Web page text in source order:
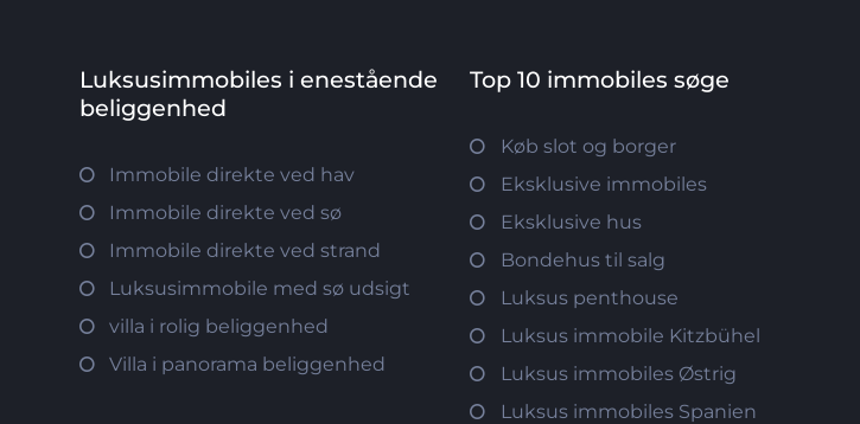
Luksusimmobiles i enestående
beliggenhed
Immobile direkte ved hav
Immobile direkte ved sø
Immobile direkte ved strand
Luksusimmobile med sø udsigt
villa i rolig beliggenhed
Villa i panorama beliggenhed
Top 10 immobiles søge
Køb slot og borger
Eksklusive immobiles
Eksklusive hus
Bondehus til salg
Luksus penthouse
Luksus immobile Kitzbühel
Luksus immobiles Østrig
Luksus immobiles Spanien